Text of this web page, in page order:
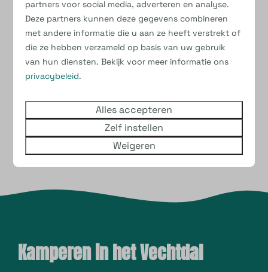
of caravan tot comfortplaatsen,
comfortplusplaatsen en luxe camperplaatsen.
Afhankelijk van de plek zijn er voorzieningen zoals
stroom, water, CAI, rioolaansluiting of privé sanitair.
Handig, zeker als je met kinderen kampeert. Op
Boek jouw verblijf
Kamperen in het Vechtdal
partners voor social media, adverteren en analyse.
Deze partners kunnen deze gegevens combineren
met andere informatie die u aan ze heeft verstrekt of
die ze hebben verzameld op basis van uw gebruik
van hun diensten. Bekijk voor meer informatie ons
privacybeleid.
Alles accepteren
Zelf instellen
Weigeren